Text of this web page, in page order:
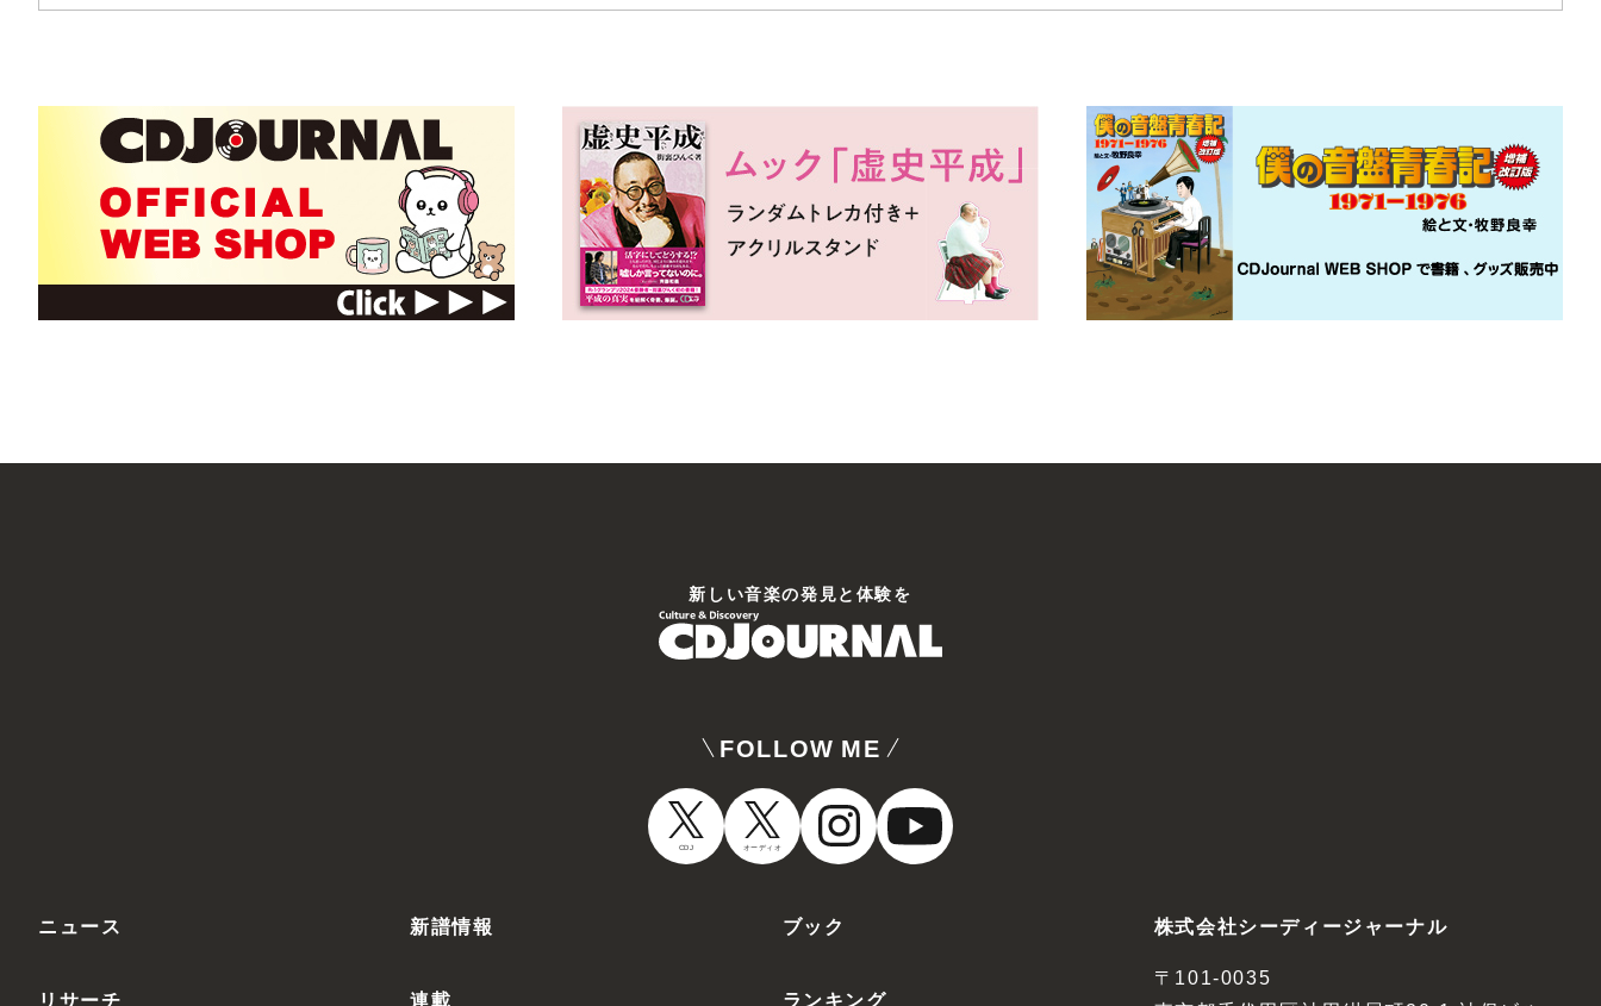
新しい⾳楽の発⾒と体験を
FOLLOW ME
CDJ オーディオ
ニュース 新譜情報 ブック
リサーチ 連載 ランキング
株式会社シーディージャーナル
〒101-0035